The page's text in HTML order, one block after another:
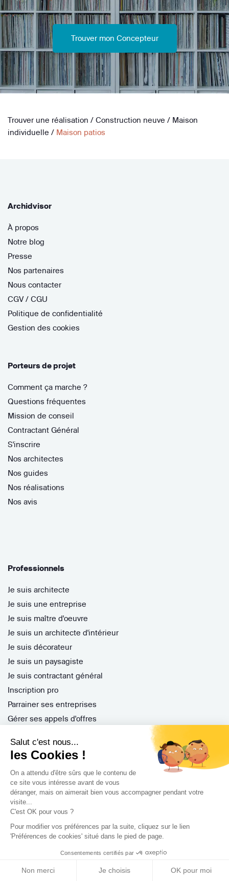
Salut c'est nous...
les Cookies !
On a attendu d'être sûrs que le contenu de
ce site vous intéresse avant de vous
déranger, mais on aimerait bien vous accompagner pendant votre
visite...
C'est OK pour vous ?
Pour modifier vos préférences par la suite, cliquez sur le lien
'Préférences de cookies' situé dans le pied de page.
Consentements certifiés par
Non merci Je choisis OK pour moi
Trouver mon Concepteur
Trouver une réalisation / Construction neuve / Maison
individuelle / Maison patios
Archidvisor
À propos
Notre blog
Presse
Nos partenaires
Nous contacter
CGV / CGU
Politique de confidentialité
Gestion des cookies
Porteurs de projet
Comment ça marche ?
Questions fréquentes
Mission de conseil
Contractant Général
S'inscrire
Nos architectes
Nos guides
Nos réalisations
Nos avis
Professionnels
Je suis architecte
Je suis une entreprise
Je suis maître d'oeuvre
Je suis un architecte d'intérieur
Je suis décorateur
Je suis un paysagiste
Je suis contractant général
Inscription pro
Parrainer ses entreprises
Gérer ses appels d'offres
Questions Fréquentes
Nos services
Archidvisor Plus
Trouver un architecte dans votre ville
Trouver de l'inspiration